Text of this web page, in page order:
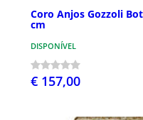
Coro Anjos Gozzoli
cm
DISPONÍVEL
€ 157,00